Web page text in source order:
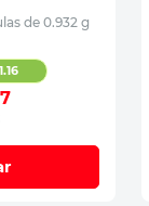
de 0.932 g
.16